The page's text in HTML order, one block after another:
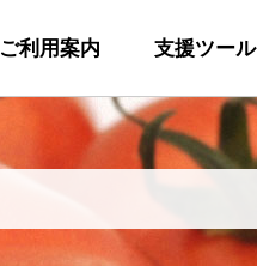
ご利用案内 支援ツール